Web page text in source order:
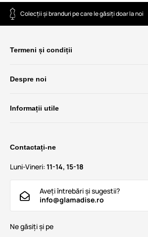
Colecții și branduri pe care le găsiți doar la noi
Termeni și condiții
Despre noi
Informații utile
Contactați-ne
Luni-Vineri: 11-14, 15-18
Aveți întrebări și sugestii?
info@glamadise.ro
Ne găsiți și pe